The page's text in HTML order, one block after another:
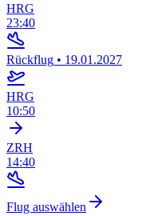
HRG
23:40
Rückflug • 19.01.2027
HRG
10:50
ZRH
14:40
Flug auswählen